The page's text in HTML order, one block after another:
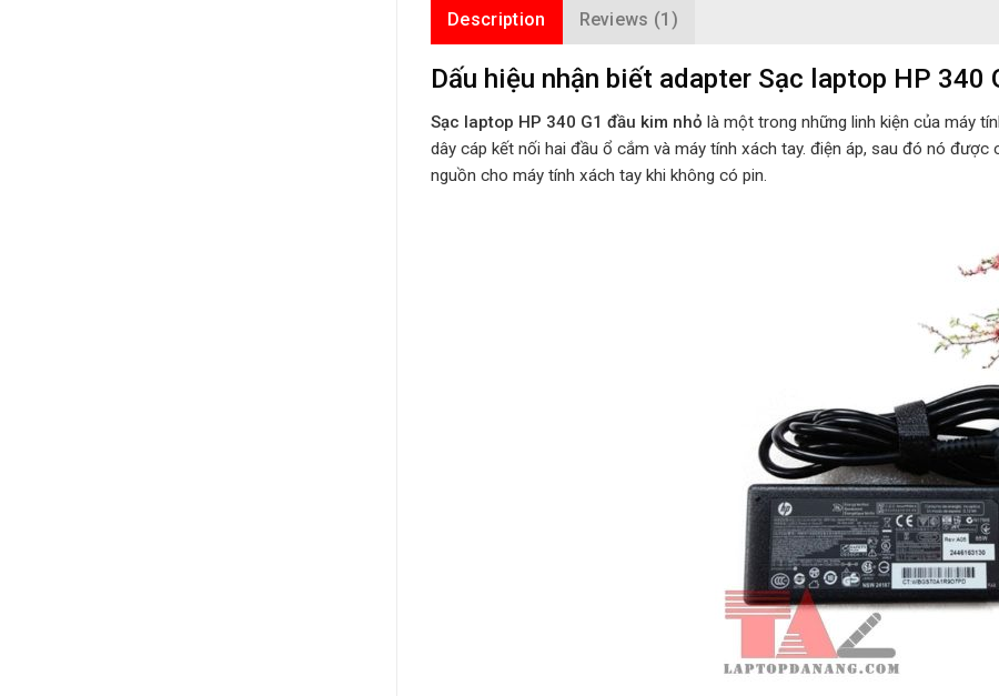
Description Reviews (1)
Dấu hiệu nhận biết adapter Sạc laptop HP 340
Sạc laptop HP 340 G1 đầu kim nhỏ là một trong những linh kiện của máy
dây cáp kết nối hai đầu ổ cắm và máy tính xách tay. điện áp, sau đó nó
nguồn cho máy tính xách tay khi không có pin.